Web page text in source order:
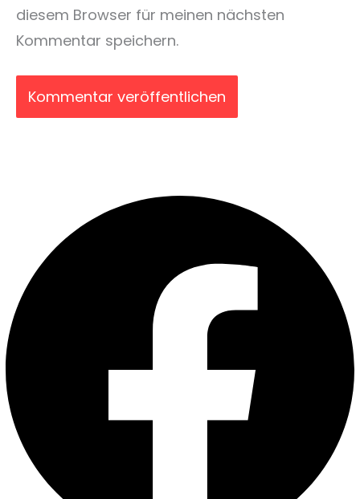
diesem Browser für meinen nächsten
Kommentar speichern.